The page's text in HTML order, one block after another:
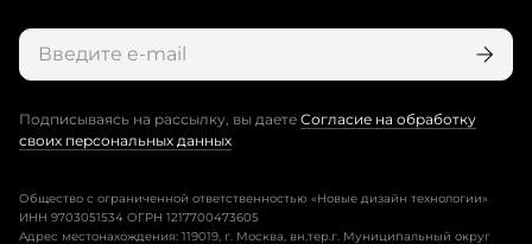
Подписываясь на рассылку, вы даете Согласие на обработку
своих персональных данных
Общество с ограниченной ответственностью «Новые дизайн технологии»
ИНН 9703051534 ОГРН 1217700473605
Адрес местонахождения: 119019, г. Москва, вн.тер.г. Муниципальный округ